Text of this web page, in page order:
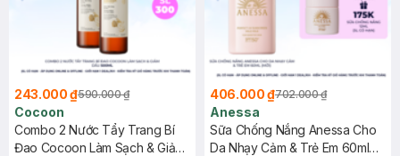
243.000 ₫590.000 ₫
Cocoon
Combo 2 Nước Tẩy Trang Bí
Đao Cocoon Làm Sạch & Giảm
406.000 ₫702.000 ₫
Anessa
Sữa Chống Nắng Anessa Cho
Da Nhạy Cảm & Trẻ Em 60ml